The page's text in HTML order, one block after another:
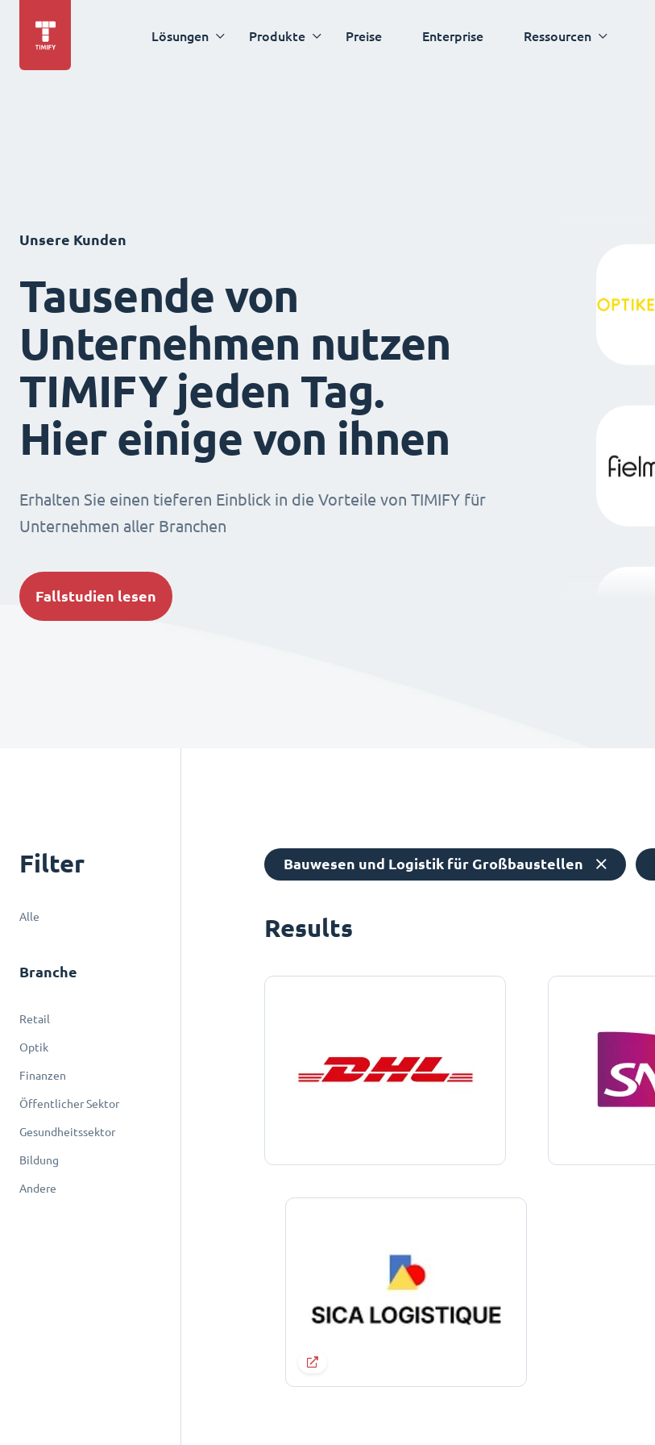
Lösungen Produkte Preise Enterprise Ressourcen
Unsere Kunden
Tausende von
Unternehmen nutzen
TIMIFY jeden Tag.
Hier einige von ihnen
Erhalten Sie einen tieferen Einblick in die Vorteile von TIMIFY für
Unternehmen aller Branchen
Fallstudien lesen
Filter
Alle
Branche
Retail
Optik
Finanzen
Öffentlicher Sektor
Gesundheitssektor
Bildung
Andere
Bauwesen und Logistik für Großbaustellen
Results